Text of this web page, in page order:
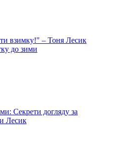
взимку!" – Тоня Лесик
до зими
Секрети догляду за
Лесик